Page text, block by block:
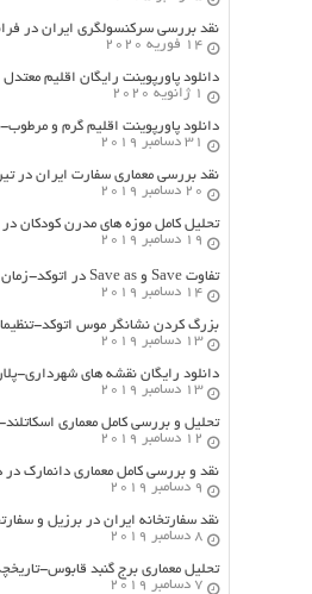
نقد بررسی سرکنسولگری ایران در
14 فوریه 2020
دانلود پاورپوینت رایگان اقلیم
1 ژانویه 2020
دانلود پاورپوینت اقلیم گرم و
31 دسامبر 2019
نقد بررسی معماری سفارت ایران در
20 دسامبر 2019
تحلیل کامل موزه های مدرن کودکان در
19 دسامبر 2019
تفاوت Save و Save as در اتوکد-زمان autocad Save as
14 دسامبر 2019
بزرگ کردن نشانگر موس اتوکد-
13 دسامبر 2019
دانلود رایگان نقشه های شهرداری-
13 دسامبر 2019
تحلیل و بررسی کامل معماری
12 دسامبر 2019
نقد و بررسی کامل معماری دانمارک
9 دسامبر 2019
نقد سفارتخانه ایران در برزیل و
8 دسامبر 2019
تحلیل معماری برج گنبد قابوس-
7 دسامبر 2019